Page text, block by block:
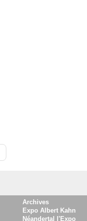
Archives
Expo Albert Kahn
Néandertal l'Expo